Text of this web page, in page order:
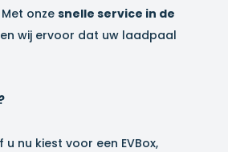
onze snelle service in de
wij ervoor dat uw laadpaal
?
u nu kiest voor een EVBox,